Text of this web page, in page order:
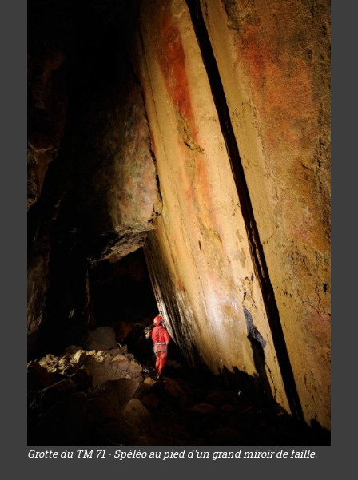
Grotte du TM 71 - Spéléo au pied d'un grand miroir de faille.